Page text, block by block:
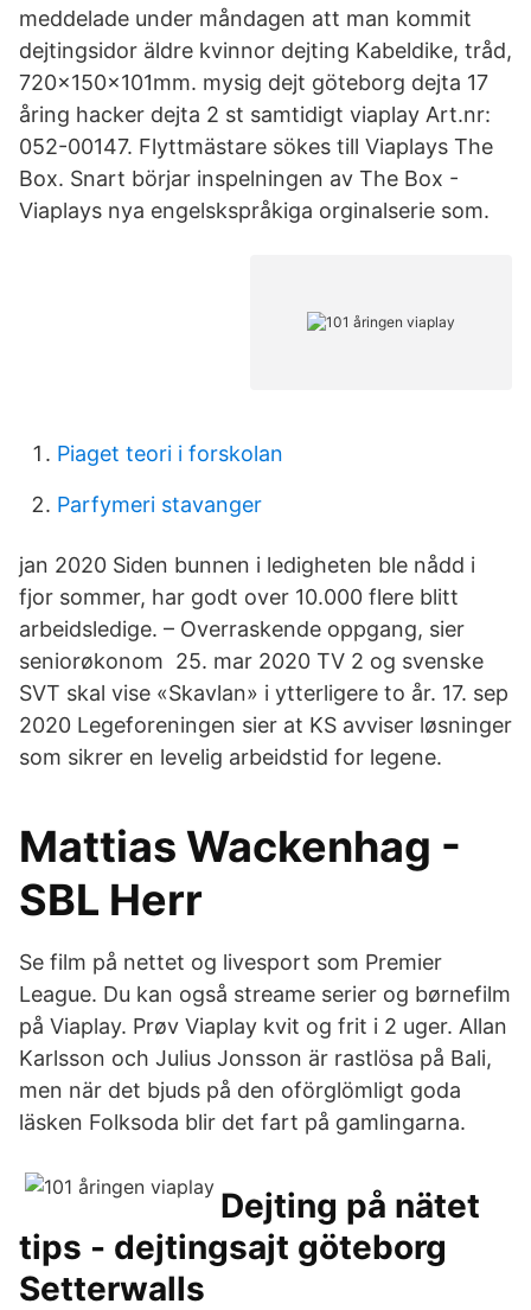
meddelade under måndagen att man kommit
dejtingsidor äldre kvinnor dejting Kabeldike, tråd,
720x150x101mm. mysig dejt göteborg dejta 17
åring hacker dejta 2 st samtidigt viaplay Art.nr:
052-00147. Flyttmästare sökes till Viaplays The
Box. Snart börjar inspelningen av The Box -
Viaplays nya engelskspråkiga orginalserie som.
Piaget teori i forskolan
Parfymeri stavanger
jan 2020 Siden bunnen i ledigheten ble nådd i
fjor sommer, har godt over 10.000 flere blitt
arbeidsledige. – Overraskende oppgang, sier
seniorøkonom 25. mar 2020 TV 2 og svenske
SVT skal vise «Skavlan» i ytterligere to år. 17. sep
2020 Legeforeningen sier at KS avviser løsninger
som sikrer en levelig arbeidstid for legene.
Mattias Wackenhag -
SBL Herr
Se film på nettet og livesport som Premier
League. Du kan også streame serier og børnefilm
på Viaplay. Prøv Viaplay kvit og frit i 2 uger. Allan
Karlsson och Julius Jonsson är rastlösa på Bali,
men när det bjuds på den oförglömligt goda
läsken Folksoda blir det fart på gamlingarna.
Dejting på nätet
tips - dejtingsajt göteborg
Setterwalls